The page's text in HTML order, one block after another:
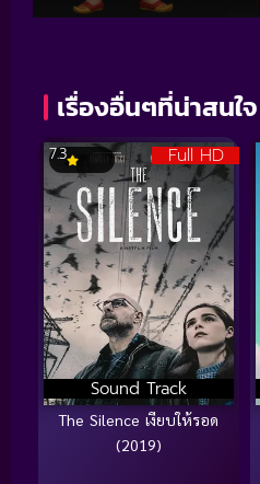
เรื่องอื่นๆที่น่าสนใจ
Full HD
Sound Track
7.3
The Silence เงียบให้รอด
(2019)